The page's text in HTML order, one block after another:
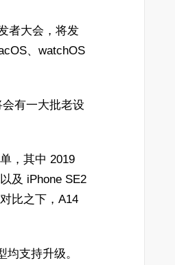
者大会，将发
、watchOS
有一大批老设
，其中 2019
及 iPhone SE2
比之下，A14
支持升级。